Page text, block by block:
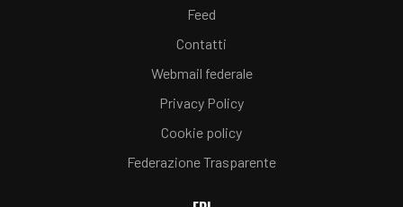
Feed
Contatti
Webmail federale
Privacy Policy
Cookie policy
Federazione Trasparente